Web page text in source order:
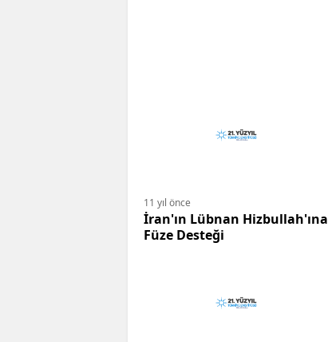
11 yıl önce
İran'ın Lübnan Hizbullah'ına
Füze Desteği